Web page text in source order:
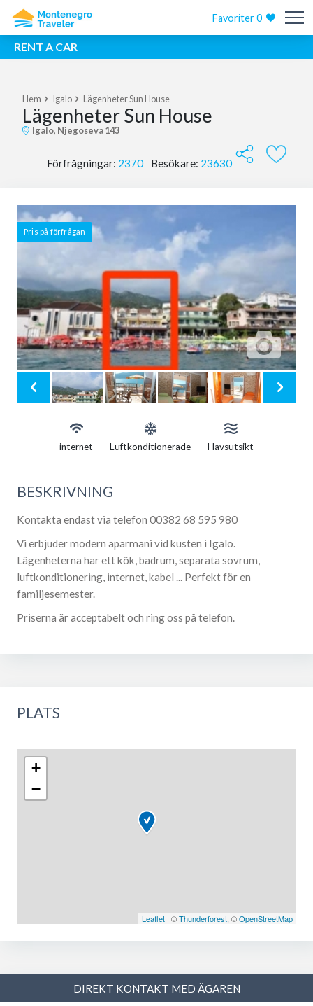
Favoriter0
RENT A CAR
Hem Igalo Lägenheter Sun House
Lägenheter Sun House
Igalo, Njegoseva 143
Förfrågningar: 2370 Besökare: 23630
Pris på förfrågan
internet Luftkonditionerade Havsutsikt
BESKRIVNING
Kontakta endast via telefon 00382 68 595 980
Vi erbjuder modern aparmani vid kusten i Igalo.
Lägenheterna har ett kök, badrum, separata sovrum,
luftkonditionering, internet, kabel ... Perfekt för en
familjesemester.
Priserna är acceptabelt och ring oss på telefon.
PLATS
+
−
Leaflet | ©Thunderforest, ©OpenStreetMap
DIREKT KONTAKT MED ÄGAREN